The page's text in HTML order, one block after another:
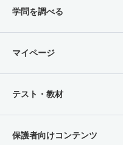
学問を調べる
マイページ
テスト・教材
保護者向けコンテンツ